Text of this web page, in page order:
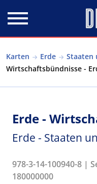
Karten Erde Staaten
Wirtschaftsbündnisse -
Erde -
Erde - Staaten
978-3-14-100940-8 |
180000000